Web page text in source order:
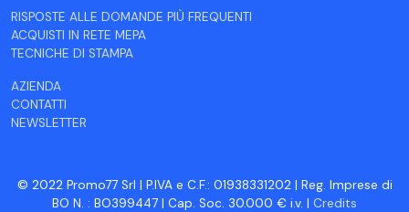
RISPOSTE ALLE DOMANDE PIÙ FREQUENTI
ACQUISTI IN RETE MEPA
TECNICHE DI STAMPA
AZIENDA
CONTATTI
NEWSLETTER
© 2022 Promo77 Srl | P.IVA e C.F.: 01938331202 | Reg. Imprese di
BO N. : BO399447 | Cap. Soc. 30.000 € i.v. | Credits